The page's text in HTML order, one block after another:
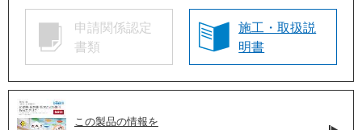
申請関係認定
書類
施工・取扱説
明書
この製品の情報を